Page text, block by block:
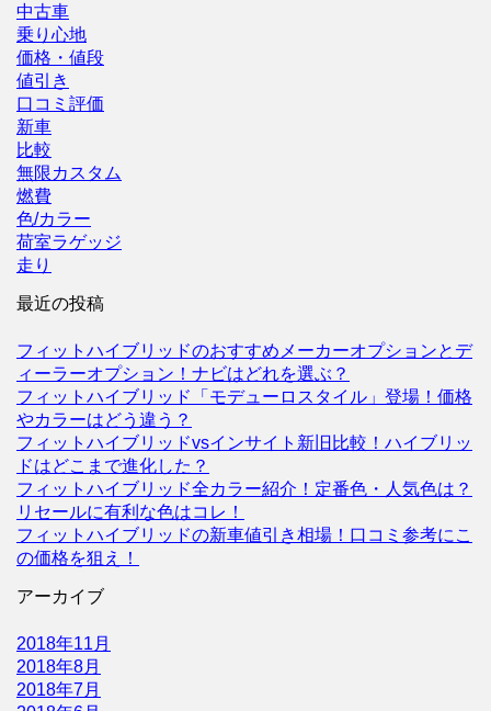
中古車
乗り心地
価格・値段
値引き
口コミ評価
新車
比較
無限カスタム
燃費
色/カラー
荷室ラゲッジ
走り
最近の投稿
フィットハイブリッドのおすすめメーカーオプションとデ
ィーラーオプション！ナビはどれを選ぶ？
フィットハイブリッド「モデューロスタイル」登場！価格
やカラーはどう違う？
フィットハイブリッドvsインサイト新旧比較！ハイブリッ
ドはどこまで進化した？
フィットハイブリッド全カラー紹介！定番色・人気色は？
リセールに有利な色はコレ！
フィットハイブリッドの新車値引き相場！口コミ参考にこ
の価格を狙え！
アーカイブ
2018年11月
2018年8月
2018年7月